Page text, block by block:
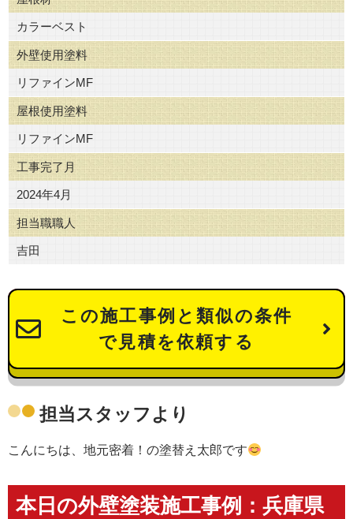
カラーベスト
外壁使用塗料
リファインMF
屋根使用塗料
リファインMF
工事完了月
2024年4月
担当職職人
吉田
この施工事例と類似の条件
で見積を依頼する
担当スタッフより
こんにちは、地元密着！の塗替え太郎です
本日の外壁塗装施工事例：兵庫県